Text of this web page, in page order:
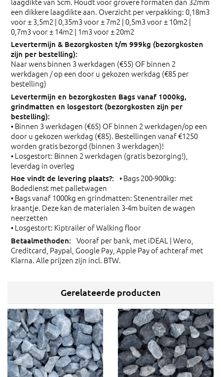
een dikkere laagdikte aan. Overzicht per verpakking: 0,18m3
voor ± 3,5m2 | 0,35m3 voor ± 7m2 | 0,5m3 voor ± 10m2 |
0,7m3 voor ± 14m2 | 1m3 voor ± 20m2
Naar wens binnen 3 werkdagen (€55) OF binnen 2
werkdagen / op een door u gekozen werkdag (€85 per
bestelling)
• Binnen 3 werkdagen (€65) OF binnen 2 werkdagen/op een
door u gekozen werkdag (€85). Bestellingen vanaf €1250
worden gratis bezorgd (binnen 3 werkdagen)!
• Losgestort: Binnen 2 werkdagen (gratis bezorging!),
leverdag in overleg
• Bags 200-900kg:
Bodedienst met palletwagen
• Bags vanaf 1000kg en grindmatten: Stenentrailer met
kraantje. Deze kan de materialen 3-4m buiten de wagen
neerzetten
• Losgestort: Kiptrailer of Walking floor
Vooraf per bank, met iDEAL | Wero,
Creditcard, Paypal, Google Pay, Apple Pay of achteraf met
Klarna. Alle prijzen zijn incl. BTW.
Gerelateerde producten